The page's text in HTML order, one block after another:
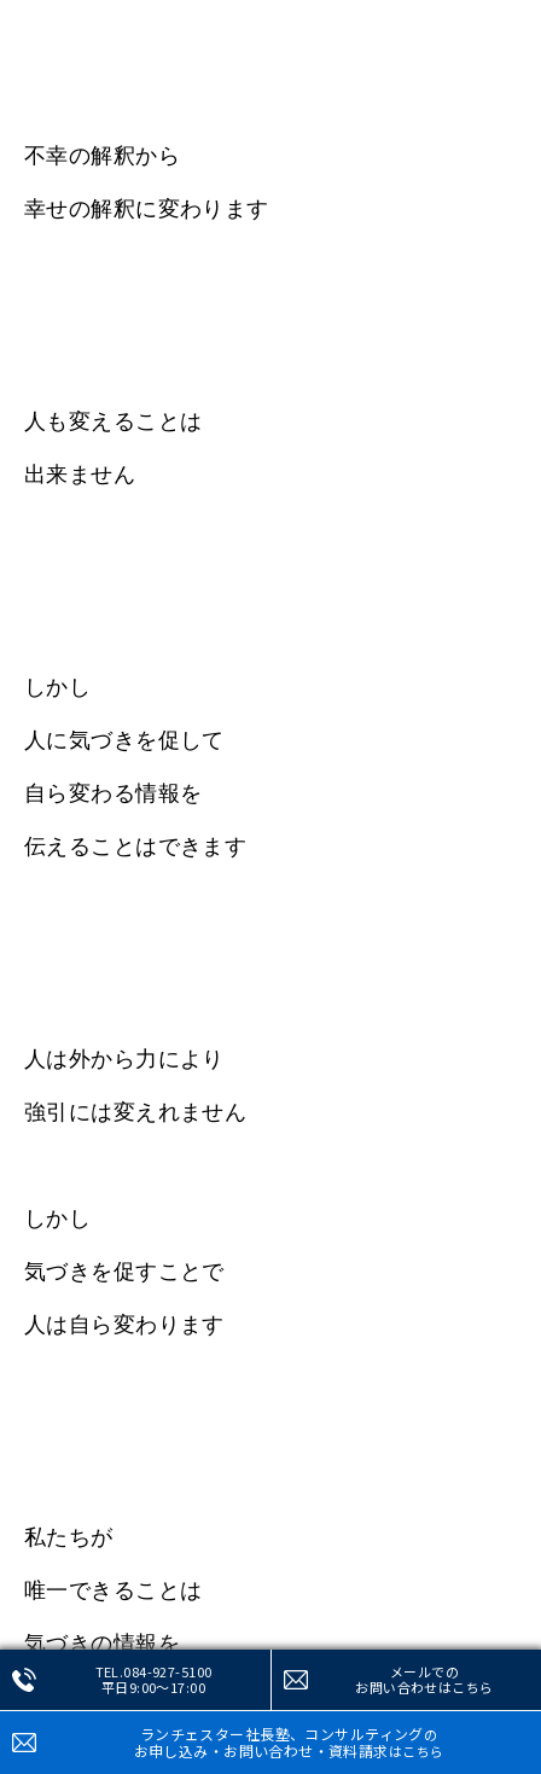
不幸の解釈から
幸せの解釈に変わります
人も変えることは
出来ません
しかし
人に気づきを促して
自ら変わる情報を
伝えることはできます
人は外から力により
強引には変えれません
しかし
気づきを促すことで
人は自ら変わります
私たちが
唯一できることは
気づきの情報を
提供することです
TEL.084-927-5100
平日9:00～17:00
メールでの
お問い合わせはこちら
ランチェスター社長塾、コンサルティングの
お申し込み・お問い合わせ・資料請求はこちら